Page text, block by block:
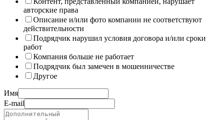
авторские права
Описание и/или фото компании не соответствуют
действительности
Подрядчик нарушил условия договора и/или сроки
работ
Компания больше не работает
Подрядчик был замечен в мошенничестве
Другое
Имя
E-mail